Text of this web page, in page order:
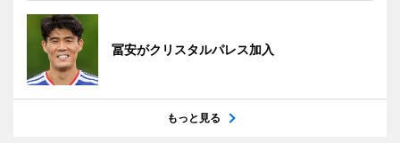
冨安がクリスタルパレス加入
もっと見る